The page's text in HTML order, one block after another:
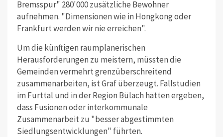
Bremsspur" 280'000 zusätzliche Bewohner
aufnehmen. "Dimensionen wie in Hongkong oder
Frankfurt werden wir nie erreichen".
Um die künftigen raumplanerischen
Herausforderungen zu meistern, müssten die
Gemeinden vermehrt grenzüberschreitend
zusammenarbeiten, ist Graf überzeugt. Fallstudien
im Furttal und in der Region Bülach hätten ergeben,
dass Fusionen oder interkommunale
Zusammenarbeit zu "besser abgestimmten
Siedlungsentwicklungen" führten.